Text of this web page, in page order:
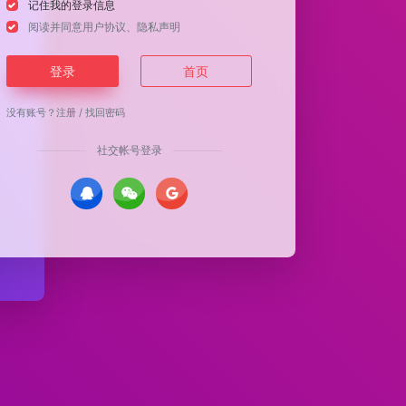
记住我的登录信息
阅读并同意用户协议 、隐私声明
登录 首页
没有账号？注册 /找回密码
社交帐号登录